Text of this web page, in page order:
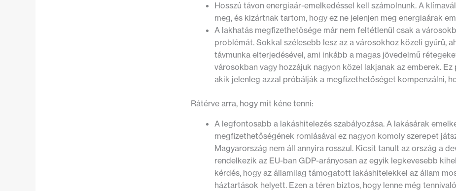
Hosszú távon energiaár-emelkedéssel kell számolnunk. A
meg, és kizártnak tartom, hogy ez ne jelenjen meg energiaárak
A lakhatás megfizethetősége már nem feltétlenül csak a
problémát. Sokkal szélesebb lesz az a városokhoz közeli gyűrű,
távmunka elterjedésével, ami inkább a magas jövedelmű
városokban vagy hozzájuk nagyon közel lakjanak az emberek.
akik jelenleg azzal próbálják a megfizethetőséget kompenzálni,
Rátérve arra, hogy mit kéne tenni:
A legfontosabb a lakáshitelezés szabályozása. A lakásárak
megfizethetőségének romlásával ez nagyon komoly szerepet
Magyarország nem áll annyira rosszul. Kicsit tanult az ország a
rendelkezik az EU-ban GDP-arányosan az egyik legkevesebb
kérdés, hogy az államilag támogatott lakáshitelekkel az állam
háztartások helyett. Ezen a téren biztos, hogy lenne még